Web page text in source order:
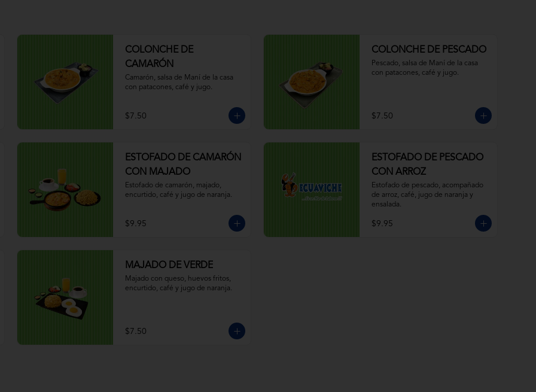
COLONCHE DE
CAMARÓN
Camarón, salsa de Maní de la casa
con patacones, café y jugo.
$7.50
COLONCHE DE PESCADO
Pescado, salsa de Maní de la casa
con patacones, café y jugo.
$7.50
ESTOFADO DE CAMARÓN
CON MAJADO
Estofado de camarón, majado,
encurtido, café y jugo de naranja.
$9.95
ESTOFADO DE PESCADO
CON ARROZ
Estofado de pescado, acompañado
de arroz, café, jugo de naranja y
ensalada.
$9.95
MAJADO DE VERDE
Majado con queso, huevos fritos,
encurtido, café y jugo de naranja.
$7.50